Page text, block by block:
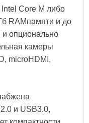
Core M либо
RAMпамяти и до
и опционально
камеры
microHDMI,
и USB3.0,